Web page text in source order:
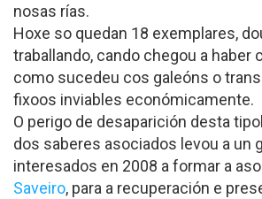
nosas rías.
Hoxe so quedan 18 exemplares,
traballando, cando chegou a haber
como sucedeu cos galeóns o
fixoos inviables económicamente.
O perigo de desaparición desta
dos saberes asociados levou a un
interesados en 2008 a formar a
Saveiro, para a recuperación e